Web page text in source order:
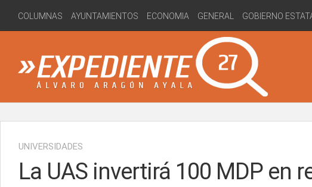
content
COLUMNAS AYUNTAMIENTOS ECONOMIA GENERAL GOBIERNO
UNIVERSIDADES
La UAS invertirá 100 MDP en